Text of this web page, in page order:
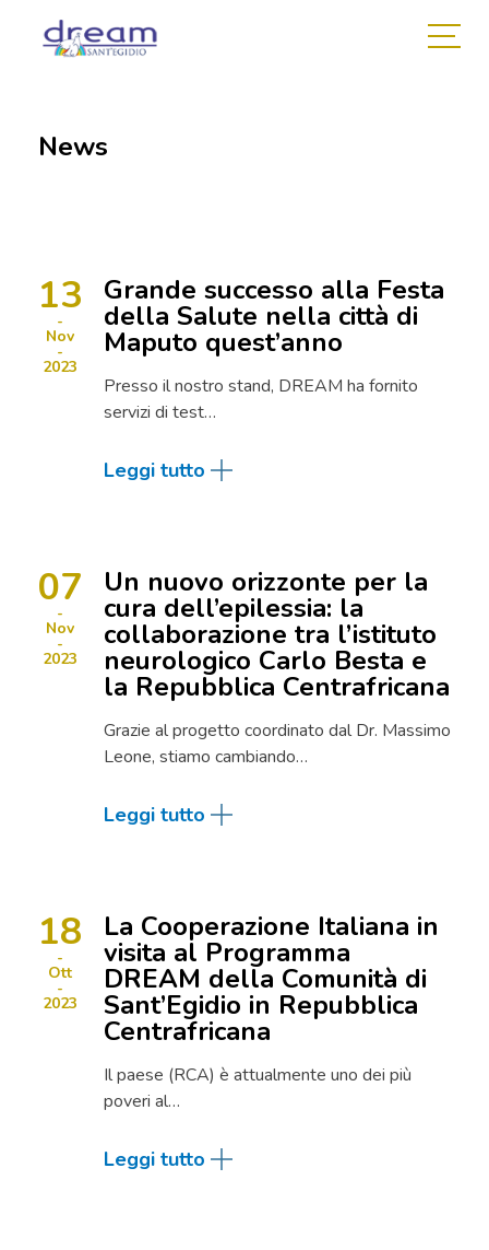
News
13
Nov
2023
Grande successo alla Festa
della Salute nella città di
Maputo quest’anno
Presso il nostro stand, DREAM ha fornito
servizi di test…
Leggi tutto
07
Nov
2023
Un nuovo orizzonte per la
cura dell’epilessia: la
collaborazione tra l’istituto
neurologico Carlo Besta e
la Repubblica Centrafricana
Grazie al progetto coordinato dal Dr. Massimo
Leone, stiamo cambiando…
Leggi tutto
18
Ott
2023
La Cooperazione Italiana in
visita al Programma
DREAM della Comunità di
Sant’Egidio in Repubblica
Centrafricana
Il paese (RCA) è attualmente uno dei più
poveri al…
Leggi tutto